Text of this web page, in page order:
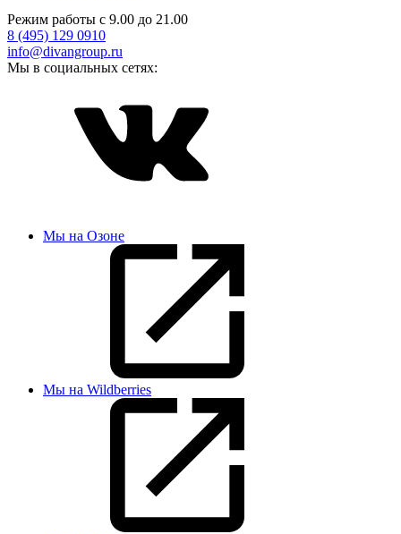
Режим работы с 9.00 до 21.00
8 (495) 129 0910
info@divangroup.ru
Мы в социальных сетях:
Мы на Озоне
Мы на Wildberries